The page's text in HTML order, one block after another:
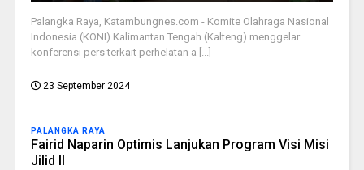
Palangka Raya, Katambungnes.com - Komite Olahraga Nasional
Indonesia (KONI) Kalimantan Tengah (Kalteng) menggelar
konferensi pers terkait perhelatan a [...]
23 September 2024
PALANGKA RAYA
Fairid Naparin Optimis Lanjukan Program Visi Misi
Jilid II